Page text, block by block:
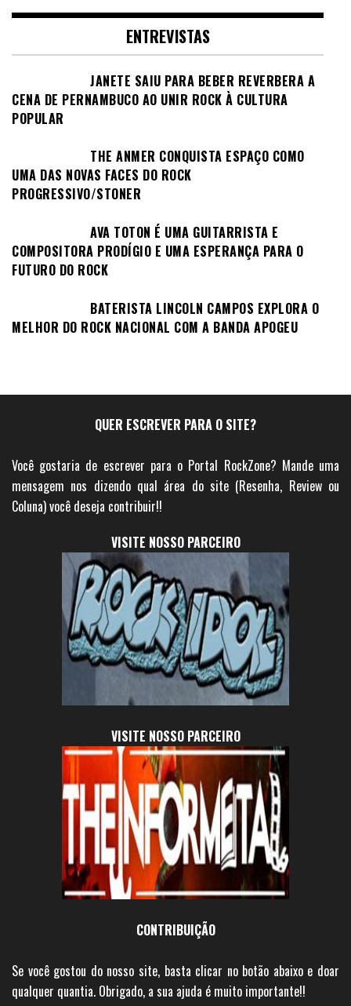
ENTREVISTAS
JANETE SAIU PARA BEBER REVERBERA A
CENA DE PERNAMBUCO AO UNIR ROCK À CULTURA
POPULAR
THE ANMER CONQUISTA ESPAÇO COMO
UMA DAS NOVAS FACES DO ROCK
PROGRESSIVO/STONER
AVA TOTON É UMA GUITARRISTA E
COMPOSITORA PRODÍGIO E UMA ESPERANÇA PARA O
FUTURO DO ROCK
BATERISTA LINCOLN CAMPOS EXPLORA O
MELHOR DO ROCK NACIONAL COM A BANDA APOGEU
QUER ESCREVER PARA O SITE?
Você gostaria de escrever para o Portal RockZone? Mande uma
mensagem nos dizendo qual área do site (Resenha, Review ou
Coluna) você deseja contribuir!!
VISITE NOSSO PARCEIRO
VISITE NOSSO PARCEIRO
CONTRIBUIÇÃO
Se você gostou do nosso site, basta clicar no botão abaixo e doar
qualquer quantia. Obrigado, a sua ajuda é muito importante!!